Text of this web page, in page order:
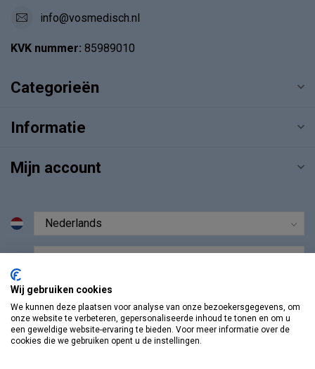
info@vosmedisch.nl
KVK nummer: 85989010
Categorieën
Informatie
Mijn account
Wij gebruiken cookies
We kunnen deze plaatsen voor analyse van onze bezoekersgegevens, om
onze website te verbeteren, gepersonaliseerde inhoud te tonen en om u
een geweldige website-ervaring te bieden. Voor meer informatie over de
cookies die we gebruiken opent u de instellingen.